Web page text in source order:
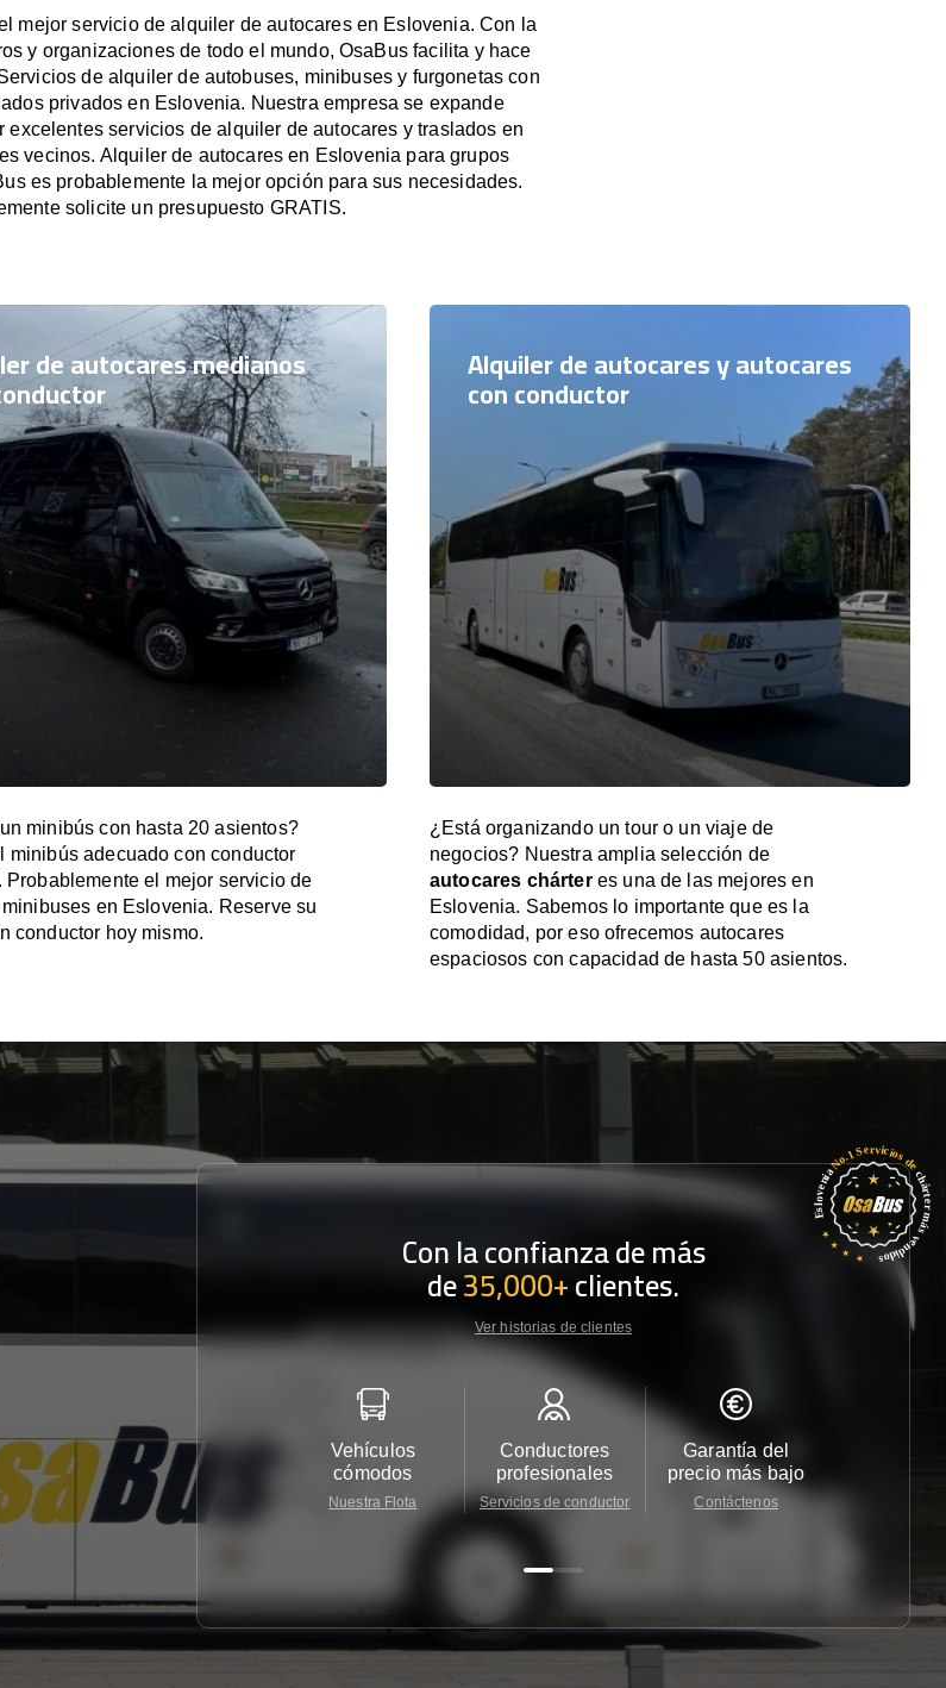
mejor servicio de alquiler de autocares en Eslovenia. Con la
y organizaciones de todo el mundo, OsaBus facilita y hace
de alquiler de autobuses, minibuses y furgonetas con
privados en Eslovenia. Nuestra empresa se expande
excelentes servicios de alquiler de autocares y traslados en
vecinos. Alquiler de autocares en Eslovenia para grupos
es probablemente la mejor opción para sus necesidades.
solicite un presupuesto GRATIS.
de autocares medianos
minibús con hasta 20 asientos?
minibús adecuado con conductor
Probablemente el mejor servicio de
en Eslovenia. Reserve su
conductor hoy mismo.
Alquiler de autocares y autocares
con conductor
¿Está organizando un tour o un viaje de
negocios? Nuestra amplia selección de
autocares chárteres una de las mejores en
Eslovenia. Sabemos lo importante que es la
comodidad, por eso ofrecemos autocares
espaciosos con capacidad de hasta 50 asientos.
Con la confianza de más
de35,000+clientes.
Ver historias de clientes
Vehículos
cómodos
Nuestra Flota
Conductores
profesionales
Servicios de conductor
Garantía del
precio más bajo
Contáctenos